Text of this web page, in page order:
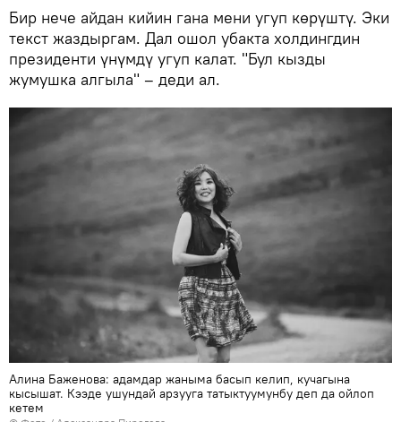
Бир нече айдан кийин гана мени угуп көрүштү. Эки
текст жаздыргам. Дал ошол убакта холдингдин
президенти үнүмдү угуп калат. "Бул кызды
жумушка алгыла" – деди ал.
Алина Баженова: адамдар жаныма басып келип, кучагына
кысышат. Кээде ушундай арзууга татыктуумунбу деп да ойлоп
кетем